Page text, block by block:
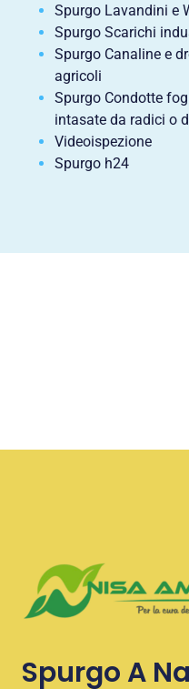
Spurgo Lavandini e
Spurgo Scarichi
Spurgo Canaline e
agricoli
Spurgo Condotte
intasate da radici o
Videoispezione
Spurgo h24
Spurgo A